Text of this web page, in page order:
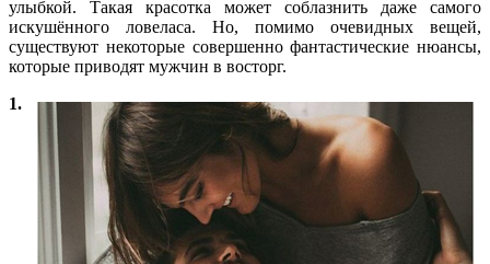
улыбкой. Такая красотка может соблазнить даже самого
искушённого ловеласа. Но, помимо очевидных вещей,
существуют некоторые совершенно фантастические нюансы,
которые приводят мужчин в восторг.
1.